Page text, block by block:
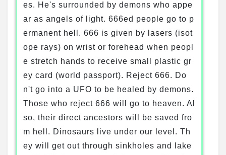
es. He's surrounded by demons who appe
ar as angels of light. 666ed people go to p
ermanent hell. 666 is given by lasers (isot
ope rays) on wrist or forehead when peopl
e stretch hands to receive small plastic gr
ey card (world passport). Reject 666. Do
n't go into a UFO to be healed by demons.
Those who reject 666 will go to heaven. Al
so, their direct ancestors will be saved fro
m hell. Dinosaurs live under our level. Th
ey will get out through sinkholes and lake